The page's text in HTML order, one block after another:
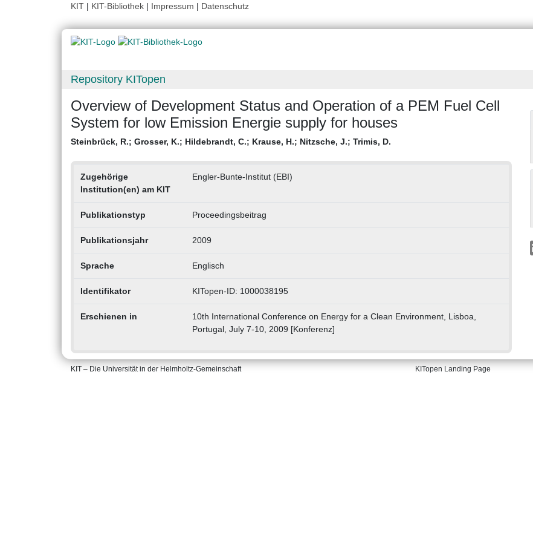
KIT | KIT-Bibliothek | Impressum | Datenschutz
Repository KITopen
Overview of Development Status and Operation of a PEM Fuel Cell
System for low Emission Energie supply for houses
Steinbrück, R.; Grosser, K.; Hildebrandt, C.; Krause, H.; Nitzsche, J.; Trimis, D.
Zugehörige
Institution(en) am KIT
Engler-Bunte-Institut (EBI)
Publikationstyp Proceedingsbeitrag
Publikationsjahr 2009
Sprache Englisch
Identifikator KITopen-ID: 1000038195
Erschienen in
10th International Conference on Energy for a Clean Environment, Lisboa,
Portugal, July 7-10, 2009 [Konferenz]
KIT – Die Universität in der Helmholtz-Gemeinschaft KITopen Landing Page